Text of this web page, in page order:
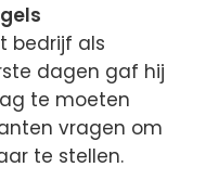
bedrijf als
dagen gaf hij
te moeten
vragen om
te stellen.